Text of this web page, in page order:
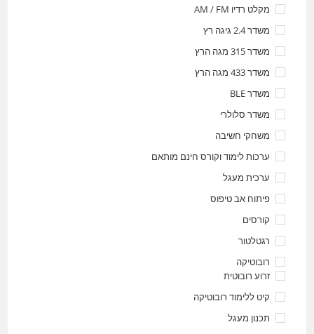
מקלט רדיו AM / FM
משדר 2.4 גיגה רץ
משדר 315 מגה הרץ
משדר 433 מגה הרץ
משדר BLE
משדר סלולרי
משחקי חשיבה
ערכות לימוד וקורס חינם מותאם
ערכית מעגל
פיתוח אב טיפוס
קורסים
רגטלטור
רובוטיקה
זרוע רובוטית
קיט ללימוד רובוטיקה
תכנון מעגל